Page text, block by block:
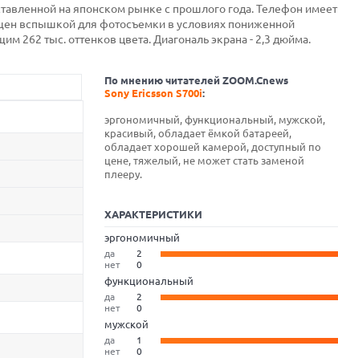
на японском рынке с прошлого года. Телефон имеет
вспышкой для фотосъемки в условиях пониженной
262 тыс. оттенков цвета. Диагональ экрана - 2,3 дюйма.
По мнению читателей ZOOM.Cnews
Sony Ericsson S700i:
эргономичный, функциональный, мужской,
красивый, обладает ёмкой батареей,
обладает хорошей камерой, доступный по
цене, тяжелый, не может стать заменой
плееру.
ХАРАКТЕРИСТИКИ
эргономичный
да
2
нет
0
функциональный
да
2
нет
0
мужской
да
1
нет
0